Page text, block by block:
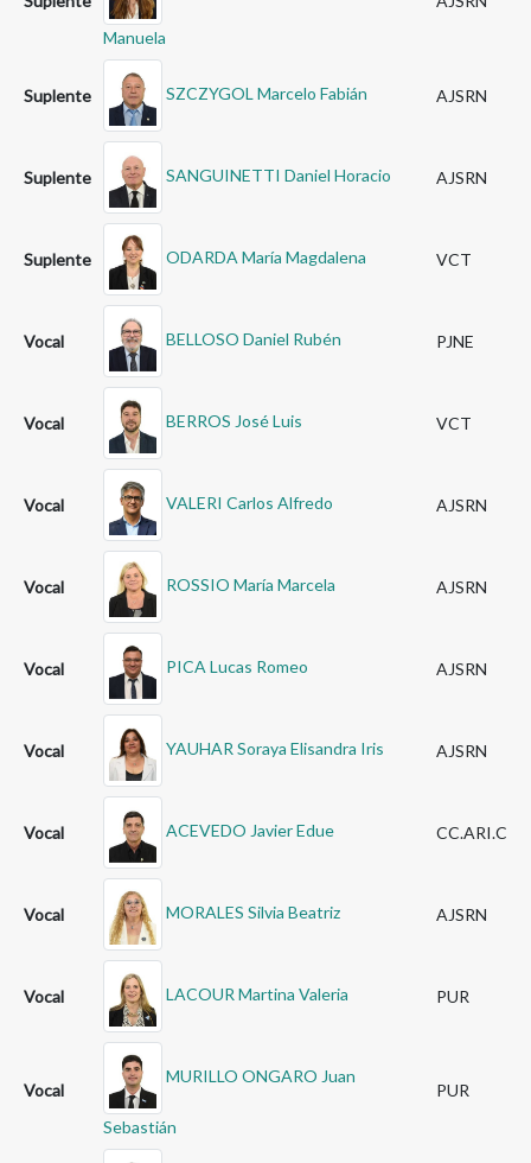
Manuela
Suplente SZCZYGOL Marcelo Fabián AJSRN
Suplente SANGUINETTI Daniel Horacio AJSRN
Suplente ODARDA María Magdalena VCT
Vocal BELLOSO Daniel Rubén PJNE
Vocal BERROS José Luis VCT
Vocal VALERI Carlos Alfredo AJSRN
Vocal ROSSIO María Marcela AJSRN
Vocal PICA Lucas Romeo AJSRN
Vocal YAUHAR Soraya Elisandra Iris AJSRN
Vocal ACEVEDO Javier Edue CC.ARI.C
Vocal MORALES Silvia Beatriz AJSRN
Vocal LACOUR Martina Valeria PUR
Vocal
MURILLO ONGARO Juan
Sebastián
PUR